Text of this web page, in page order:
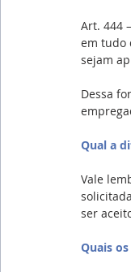
Art. 444
em tudo
sejam
Dessa
Qual a
Vale
ser
Quais